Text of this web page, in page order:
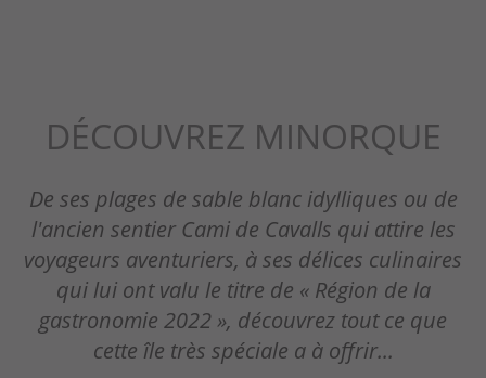
DÉCOUVREZ MINORQUE
De ses plages de sable blanc idylliques ou de
l'ancien sentier Cami de Cavalls qui attire les
voyageurs aventuriers, à ses délices culinaires
qui lui ont valu le titre de « Région de la
gastronomie 2022 », découvrez tout ce que
cette île très spéciale a à offrir...